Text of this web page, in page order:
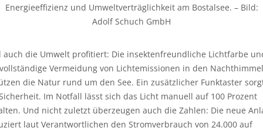
Energieeffizienz und Umweltverträglichkeit am Bostalsee. – Bild:
Adolf Schuch GmbH
auch die Umwelt profitiert: Die insektenfreundliche Lichtfarbe
Vermeidung von Lichtemissionen in den Nachthimmel
die Natur rund um den See. Ein zusätzlicher Funktaster
Im Notfall lässt sich das Licht manuell auf 100 Prozent
Und nicht zuletzt überzeugen auch die Zahlen: Die neue
laut Verantwortlichen den Stromverbrauch von 24.000 auf